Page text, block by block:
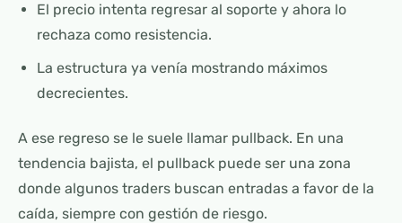
El precio intenta regresar al soporte y ahora lo
rechaza como resistencia.
La estructura ya venía mostrando máximos
decrecientes.
A ese regreso se le suele llamar pullback. En una
tendencia bajista, el pullback puede ser una zona
donde algunos traders buscan entradas a favor de la
caída, siempre con gestión de riesgo.